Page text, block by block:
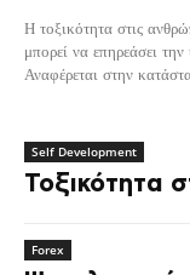
Η τοξικότητα στις
μπορεί να επηρεάσει
Αναφέρεται στην
Self Development
Τοξικότητα
Forex